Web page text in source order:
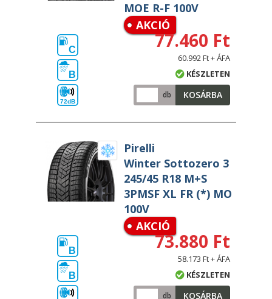
MOE R-F 100V
AKCIÓ
C
B
72dB
77.460 Ft
60.992 Ft + ÁFA
KÉSZLETEN
db KOSÁRBA
Pirelli
Winter Sottozero 3
245/45 R18 M+S
3PMSF XL FR (*) MO
100V
AKCIÓ
B
B
73.880 Ft
58.173 Ft + ÁFA
KÉSZLETEN
db KOSÁRBA